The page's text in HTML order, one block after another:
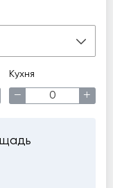
Кухня
− +